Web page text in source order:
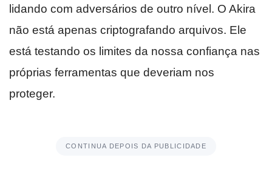
lidando com adversários de outro nível. O Akira
não está apenas criptografando arquivos. Ele
está testando os limites da nossa confiança nas
próprias ferramentas que deveriam nos
proteger.
CONTINUA DEPOIS DA PUBLICIDADE